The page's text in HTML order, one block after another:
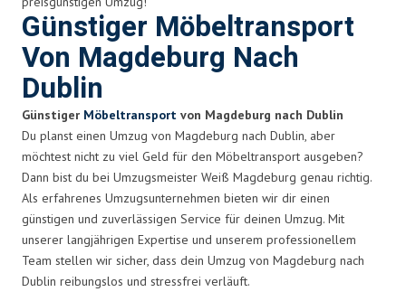
Günstiger Möbeltransport
Von Magdeburg Nach
Dublin
Günstiger Möbeltransport von Magdeburg nach Dublin
Du planst einen Umzug von Magdeburg nach Dublin, aber
möchtest nicht zu viel Geld für den Möbeltransport ausgeben?
Dann bist du bei Umzugsmeister Weiß Magdeburg genau richtig.
Als erfahrenes Umzugsunternehmen bieten wir dir einen
günstigen und zuverlässigen Service für deinen Umzug. Mit
unserer langjährigen Expertise und unserem professionellem
Team stellen wir sicher, dass dein Umzug von Magdeburg nach
Dublin reibungslos und stressfrei verläuft.